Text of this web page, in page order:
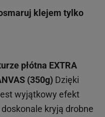
klejem tylko
płótna EXTRA
(350g) Dzięki
wyjątkowy efekt
kryją drobne